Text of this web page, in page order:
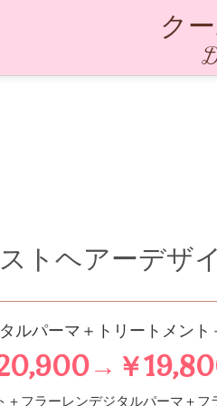
ク
トヘアーデザ
ルパーマ＋トリートメント
￥
＋フラーレンデジタルパーマ＋